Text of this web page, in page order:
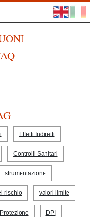
Effetti Indiretti
Controlli Sanitari
strumentazione
rischio valori limite
DPI